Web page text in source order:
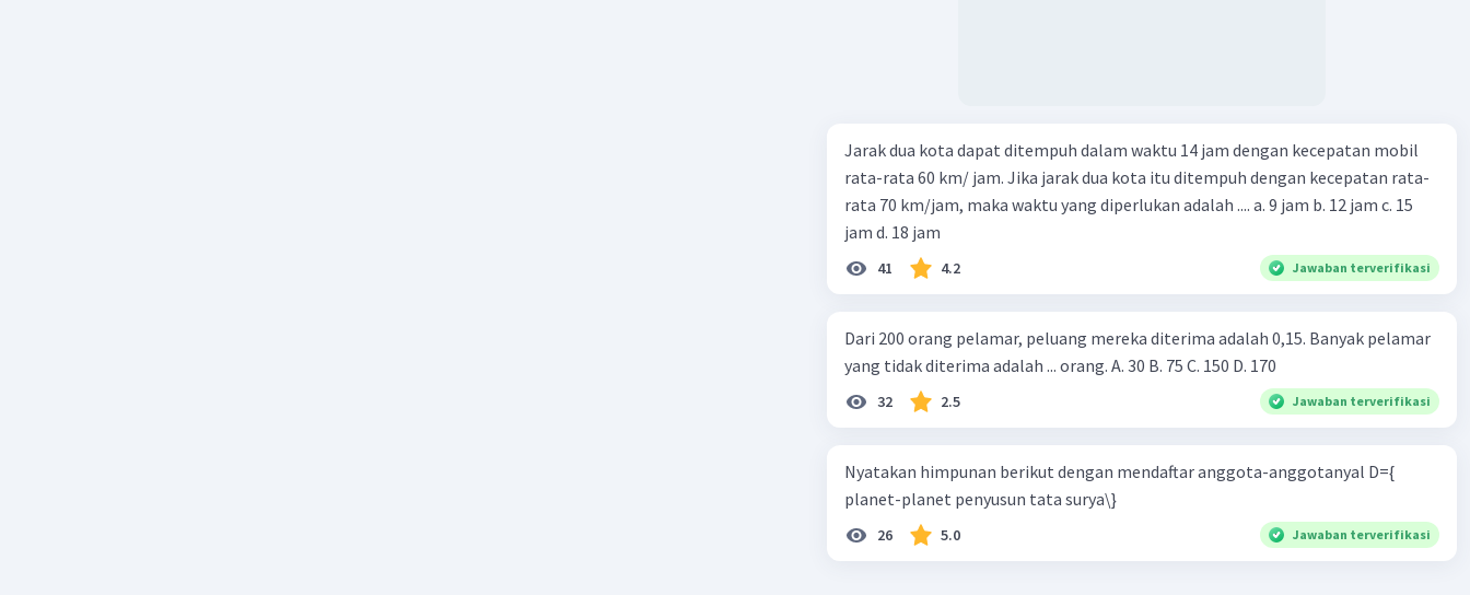
Jarak dua kota dapat ditempuh dalam waktu 14 jam dengan kecepatan mobil
rata-rata 60 km/ jam. Jika jarak dua kota itu ditempuh dengan kecepatan rata-
rata 70 km/jam, maka waktu yang diperlukan adalah .... a. 9 jam b. 12 jam c. 15
jam d. 18 jam
41 4.2 Jawaban terverifikasi
Dari 200 orang pelamar, peluang mereka diterima adalah 0,15. Banyak pelamar
yang tidak diterima adalah ... orang. A. 30 B. 75 C. 150 D. 170
32 2.5 Jawaban terverifikasi
Nyatakan himpunan berikut dengan mendaftar anggota-anggotanyal D={
planet-planet penyusun tata surya\}
26 5.0 Jawaban terverifikasi